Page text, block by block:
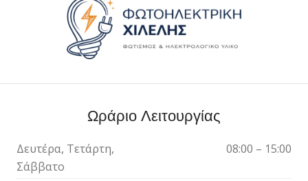
Ωράριο Λειτουργίας
Δευτέρα, Τετάρτη,
Σάββατο
08:00 – 15:00